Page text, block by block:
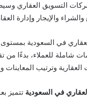
التسويق العقاري
والإيجار وإدارة
في السعودية
شاملة للعملاء، بدءًا من
وترتيب المعاينات
في السعودية تتميز